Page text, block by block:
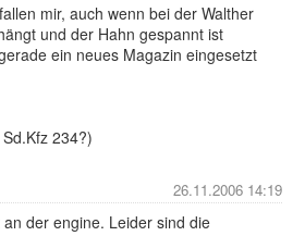
mir, auch wenn bei der Walther
und der Hahn gespannt ist
ein neues Magazin eingesetzt
234?)
26.11.2006 14:19
der engine. Leider sind die